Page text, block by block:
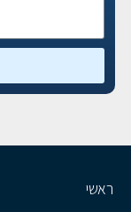
ראשי